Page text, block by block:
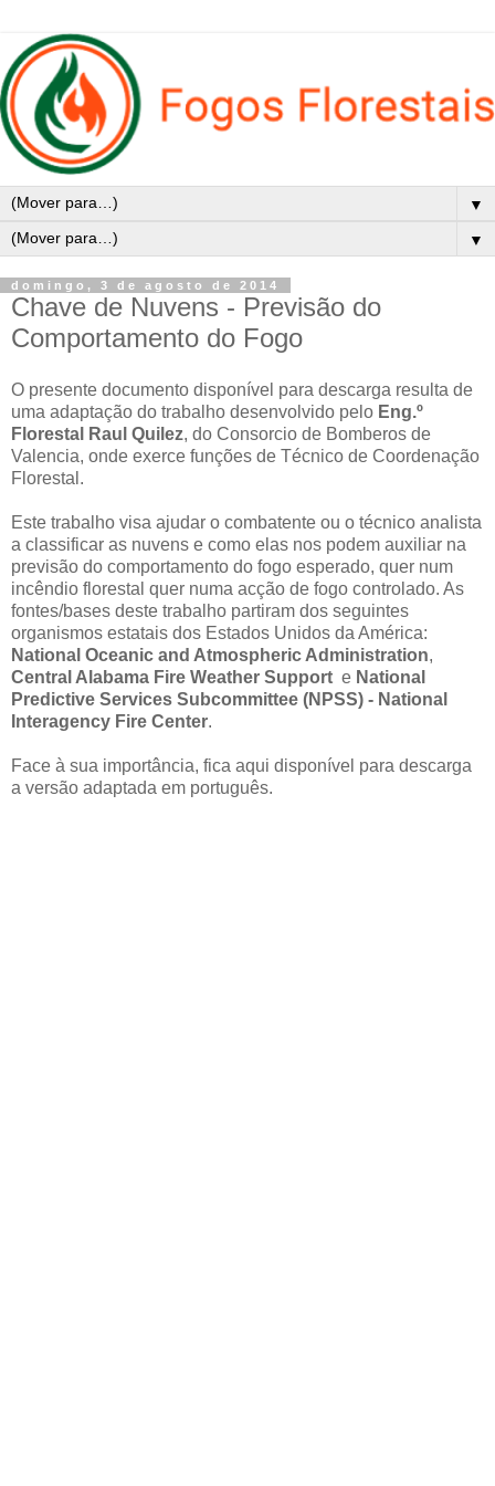
▼
▼
domingo, 3 de agosto de 2014
Chave de Nuvens - Previsão do
Comportamento do Fogo
O presente documento disponível para descarga resulta de
uma adaptação do trabalho desenvolvido pelo Eng.º
Florestal Raul Quilez, do Consorcio de Bomberos de
Valencia, onde exerce funções de Técnico de Coordenação
Florestal.
Este trabalho visa ajudar o combatente ou o técnico analista
a classificar as nuvens e como elas nos podem auxiliar na
previsão do comportamento do fogo esperado, quer num
incêndio florestal quer numa acção de fogo controlado. As
fontes/bases deste trabalho partiram dos seguintes
organismos estatais dos Estados Unidos da América:
National Oceanic and Atmospheric Administration,
Central Alabama Fire Weather Support e National
Predictive Services Subcommittee (NPSS) - National
Interagency Fire Center.
Face à sua importância, fica aqui disponível para descarga
a versão adaptada em português.